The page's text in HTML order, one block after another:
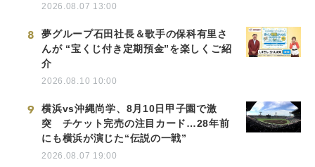
2026.08.07 13:00
8
夢グループ石田社長＆歌手の保科有里さ
んが “宝くじ付き定期預金”を楽しくご紹
介
2026.08.10 10:00
9
横浜vs沖縄尚学、8月10日甲子園で激
突 チケット完売の注目カード…28年前
にも横浜が演じた“伝説の一戦”
2026.08.07 19:00